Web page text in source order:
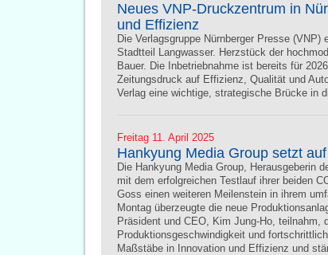
Neues VNP-Druckzentrum in
und Effizienz
Die Verlagsgruppe Nürnberger Presse
Stadtteil Langwasser. Herzstück der
Bauer. Die Inbetriebnahme ist bereits für
Zeitungsdruck auf Effizienz, Qualität und
Verlag eine wichtige, strategische Brücke in
Freitag 11. April 2025
Hankyung Media Group setzt
Die Hankyung Media Group, Herausgeberin
mit dem erfolgreichen Testlauf ihrer beiden
Goss einen weiteren Meilenstein in ihrem
Montag überzeugte die neue
Präsident und CEO, Kim Jung-Ho, teilnahm,
Produktionsgeschwindigkeit und
Maßstäbe in Innovation und Effizienz und